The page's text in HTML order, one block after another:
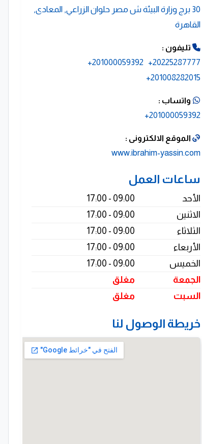
30 برج وزارة البيئة ش مصر حلوان الزراعي, المعادى,
القاهرة
تليفون :
20225287777+
201000059392+
201008282015+
واتساب :
201000059392+
الموقع الالكترونى :
www.ibrahim-yassin.com
ساعات العمل
الأحد
09:00 - 17:00
الاثنين
09:00 - 17:00
الثلاثاء
09:00 - 17:00
الأربعاء
09:00 - 17:00
الخميس
09:00 - 17:00
الجمعة
مغلق
السبت
مغلق
خريطة الوصول لنا